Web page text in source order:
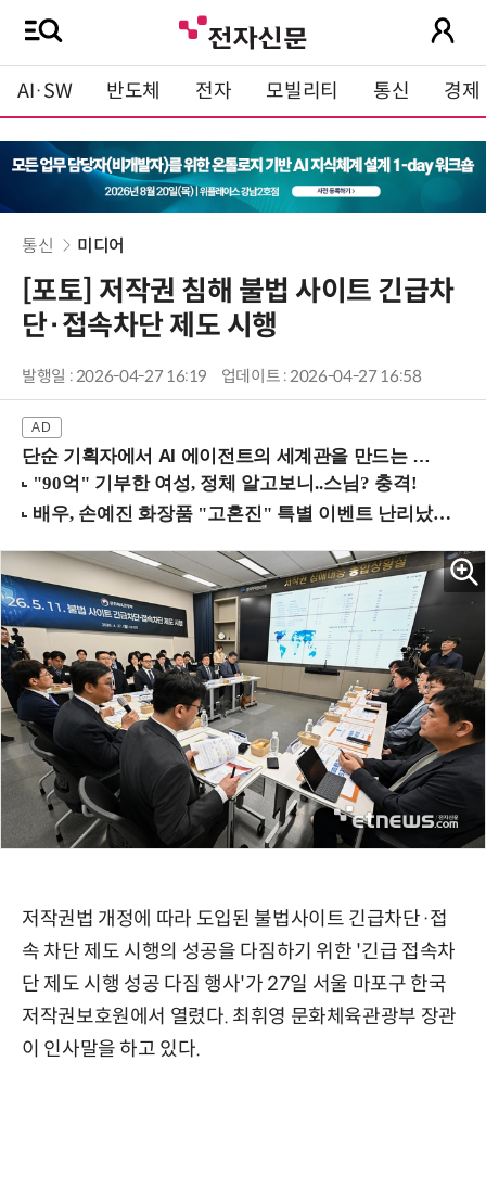
AI·SW 반도체 전자 모빌리티 통신 경제
통신 미디어
[포토] 저작권 침해 불법 사이트 긴급차
단·접속차단 제도 시행
발행일 : 2026-04-27 16:19 업데이트 : 2026-04-27 16:58
단순 기획자에서 AI 에이전트의 세계관을 만드는 지식 설계자로.. (8/20 강남역)
저작권법 개정에 따라 도입된 불법사이트 긴급차단·접
속 차단 제도 시행의 성공을 다짐하기 위한 '긴급 접속차
단 제도 시행 성공 다짐 행사'가 27일 서울 마포구 한국
저작권보호원에서 열렸다. 최휘영 문화체육관광부 장관
이 인사말을 하고 있다.